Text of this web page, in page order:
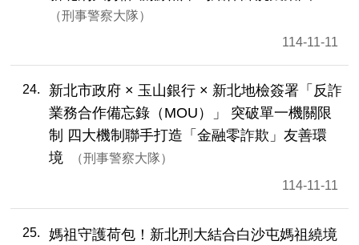
刑事警察大隊
114-11-11
24
新北市政府 × 玉山銀行 × 新北地檢簽署「反詐
業務合作備忘錄（MOU）」 突破單一機關限
制 四大機制聯手打造「金融零詐欺」友善環
境
刑事警察大隊
114-11-11
25
媽祖守護荷包！新北刑大結合白沙屯媽祖繞境